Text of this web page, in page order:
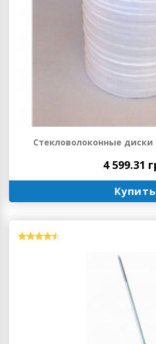
Стекловолоконные диски
4 599.31
Купить